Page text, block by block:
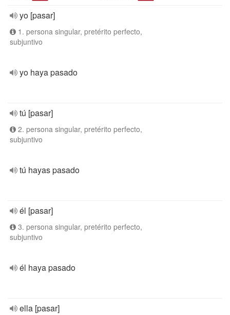
yo [pasar]
1. persona singular, pretérito perfecto,
subjuntivo
yo haya pasado
tú [pasar]
2. persona singular, pretérito perfecto,
subjuntivo
tú hayas pasado
él [pasar]
3. persona singular, pretérito perfecto,
subjuntivo
él haya pasado
ella [pasar]